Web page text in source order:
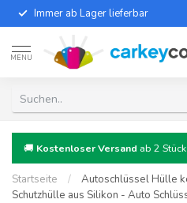
Immer ab Lager lieferbar
MENU
🚚 Kostenloser Versand ab 2
Startseite /
Autoschlüssel Hülle
Schutzhülle aus Silikon - Auto